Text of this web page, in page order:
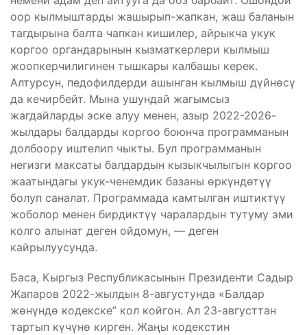
оор кылмыштарды жашырып-жапкан, жаш баланын
тагдырына балта чапкан кишилер, айрыкча укук
коргоо органдарынын кызматкерлери кылмыш
жоопкерчилигинен тышкары калбашы керек.
Алтурсун, педофилдерди ашынган кылмыш дүйнөсү
да кечирбейт. Мына ушундай жагымсыз
жагдайларды эске алуу менен, азыр 2022-2026-
жылдары балдарды коргоо боюнча программанын
долбоору иштелип чыкты. Бул программанын
негизги максаты балдардын кызыкчылыгын коргоо
жаатындагы укук-ченемдик базаны өркүндөтүү
болуп саналат. Программада камтылган иштиктүү
жоболор менен бирдиктүү чаралардын тутуму эми
колго алынат деген ойдомун, — деген
кайрылуусунда.
Баса, Кыргыз Республикасынын Президенти Садыр
Жапаров 2022-жылдын 8-августунда «Балдар
жөнүндө кодекске” кол койгон. Ал 23-августтан
тартып күчүнө кирген. Жаңы кодекстин